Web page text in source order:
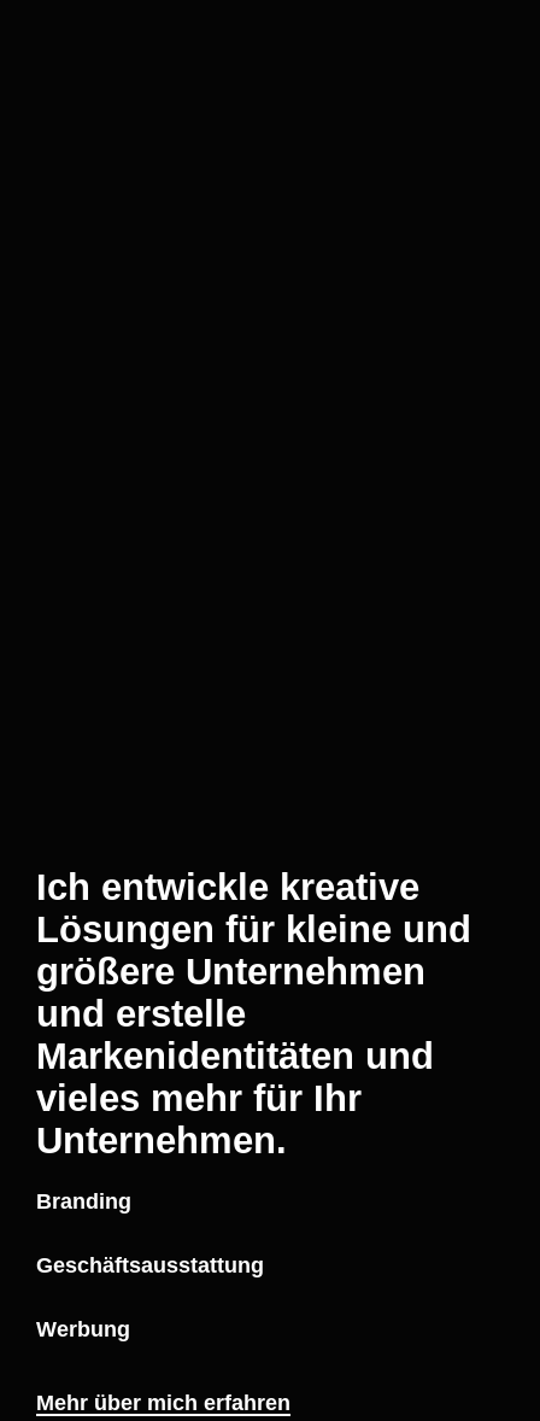
Ich entwickle kreative
Lösungen für kleine und
größere Unternehmen
und erstelle
Markenidentitäten und
vieles mehr für Ihr
Unternehmen.
Branding
Geschäftsausstattung
Werbung
Mehr über mich erfahren